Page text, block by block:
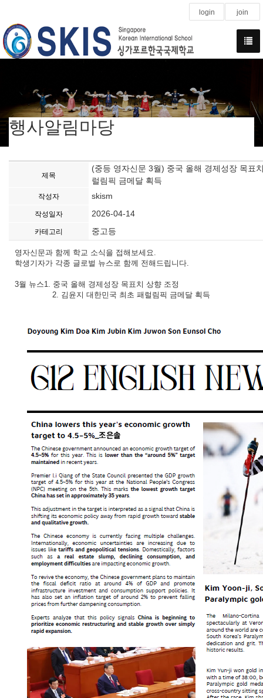
login join
행사알림마당
제목
(중등 영자신문 3월) 중국 올해 경제성장 목표
럴림픽 금메달 획득
작성자 skism
작성일자 2026-04-14
카테고리 중고등
영자신문과 함께 학교 소식을 접해보세요.
학생기자가 각종 글로벌 뉴스로 함께 전해드립니다.
3월 뉴스1. 중국 올해 경제성장 목표치 상향 조정
2. 김윤지 대한민국 최초 패럴림픽 금메달 획득